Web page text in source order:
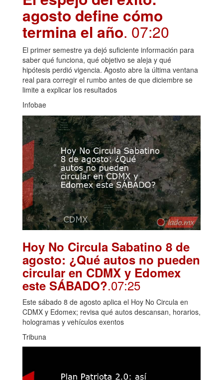
agosto define cómo
termina el año. 07:20
El primer semestre ya dejó suficiente información para
saber qué funciona, qué objetivo se aleja y qué
hipótesis perdió vigencia. Agosto abre la última ventana
real para corregir el rumbo antes de que diciembre se
limite a explicar los resultados
Infobae
Hoy No Circula Sabatino 8 de
agosto: ¿Qué autos no pueden
circular en CDMX y Edomex
este SÁBADO?.07:25
Este sábado 8 de agosto aplica el Hoy No Circula en
CDMX y Edomex; revisa qué autos descansan, horarios,
hologramas y vehículos exentos
Tribuna